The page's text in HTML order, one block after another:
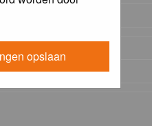
opslaan